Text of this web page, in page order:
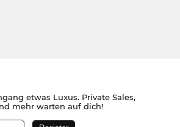
etwas Luxus. Private Sales,
mehr warten auf dich!